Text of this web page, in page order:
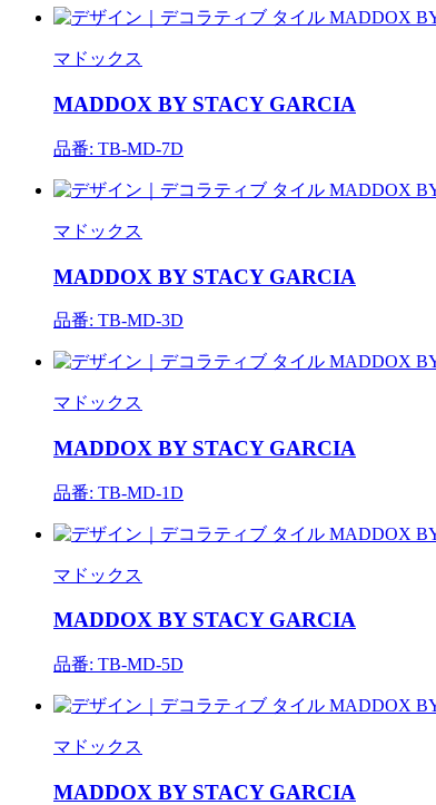
マドックス
MADDOX BY STACY GARCIA
品番: TB-MD-7D
マドックス
MADDOX BY STACY GARCIA
品番: TB-MD-3D
マドックス
MADDOX BY STACY GARCIA
品番: TB-MD-1D
マドックス
MADDOX BY STACY GARCIA
品番: TB-MD-5D
マドックス
MADDOX BY STACY GARCIA